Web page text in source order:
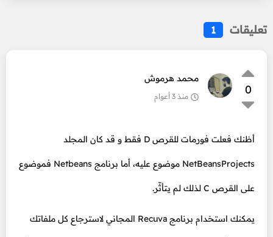
تعليقات 1
0
محمد هرموش
منذ 3 أعوام
أظنك فعلت فورمات للقرص D فقط و قد كان المجلد
NetBeansProjects موضوع عليه، أما برنامج Netbeans فموضوع
على القرص C لذلك لم يتأثّر.
يمكنك استخدام برنامج Recuva المجاني لاسترجاع كل ملفاتك